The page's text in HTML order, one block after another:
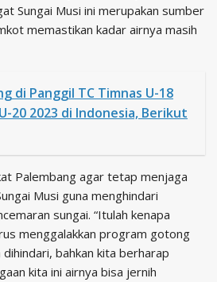
Sungai Musi ini merupakan sumber
memastikan kadar airnya masih
di Panggil TC Timnas U-18
20 2023 di Indonesia, Berikut
Palembang agar tetap menjaga
Musi guna menghindari
sungai. “Itulah kenapa
menggalakkan program gotong
bahkan kita berharap
kita ini airnya bisa jernih